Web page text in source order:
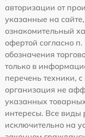
авторизации от
указанные на
ознакомительный
офертой согласно
обозначения
только в
перечень техники,
организация не
указанных
интересы. Все виды
исключительно на